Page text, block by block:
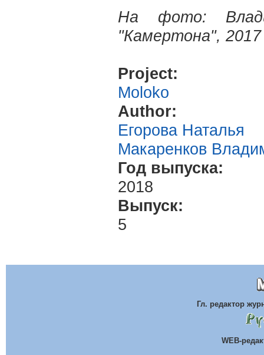
На фото:
"Камертона", 2017
Project:
Moloko
Author:
Егорова Наталья
Макаренков
Год выпуска:
2018
Выпуск:
5
Гл. редактор
WEB-